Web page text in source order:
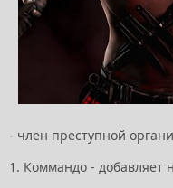
- член преступной
1. Коммандо - добавляет